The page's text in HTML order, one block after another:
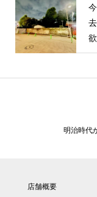
明治時代
店舗概要